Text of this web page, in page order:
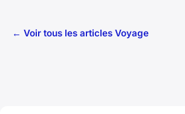
← Voir tous les articles Voyage